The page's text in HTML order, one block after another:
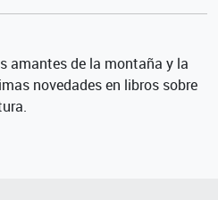
amantes de la montaña y la
novedades en libros sobre